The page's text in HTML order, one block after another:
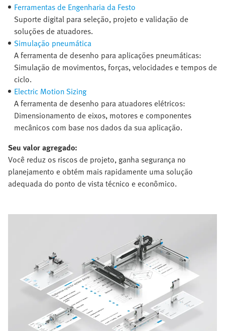
Ferramentas de Engenharia da Festo
Suporte digital para seleção, projeto e validação de
soluções de atuadores.
Simulação pneumática
A ferramenta de desenho para aplicações pneumáticas:
Simulação de movimentos, forças, velocidades e tempos de
ciclo.
Electric Motion Sizing
A ferramenta de desenho para atuadores elétricos:
Dimensionamento de eixos, motores e componentes
mecânicos com base nos dados da sua aplicação.
Seu valor agregado:
Você reduz os riscos de projeto, ganha segurança no
planejamento e obtém mais rapidamente uma solução
adequada do ponto de vista técnico e econômico.